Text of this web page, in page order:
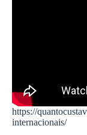
https://
internacionais/